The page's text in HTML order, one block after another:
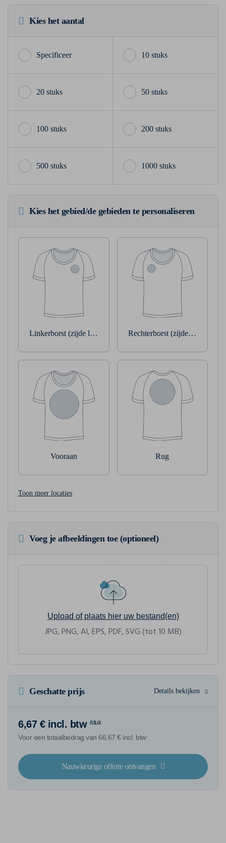
Kies het aantal
10 stuks
20 stuks 50 stuks
100 stuks 200 stuks
500 stuks 1000 stuks
Kies het gebied/de gebieden te personaliseren
Linkerborst (zijde linkerarm) Rechterborst (zijde
Vooraan Rug
Toon meer locaties
Voeg je afbeeldingen toe (optioneel)
Upload of plaats hier uw bestand(en)
JPG, PNG, AI, EPS, PDF, SVG (tot 10 MB)
Geschatte prijs Details bekijken
6,67 € incl. btw /stuk
Voor een totaalbedrag van 66,67 € incl. btw
Nauwkeurige offerte ontvangen